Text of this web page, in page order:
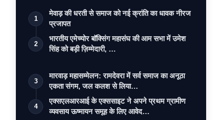
1
मेवाड़ की धरती से समाज को नई क्रांति का धावक नीरज
प्रजापत
2
भारतीय एमेच्योर बॉक्सिंग महासंघ की आम सभा में उमेश
सिंह को बड़ी ज़िम्मेदारी, …
3
मारवाड़ महासम्मेलन: रामदेवरा में सर्व समाज का अनूठा
एकता संगम, जल कलश से लिया…
4
एक्सएलआरआई के एक्ससाइट ने अपने प्रथम ग्रामीण
व्यवसाय ऊष्मायन समूह के लिए आवेद…